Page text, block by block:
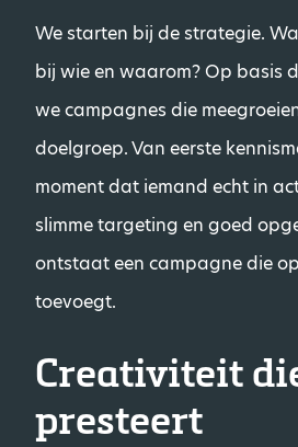
We starten bij de strategie.
bij wie en waarom? Op basis
we campagnes die
doelgroep. Van eerste
moment dat iemand echt in
slimme targeting en goed
ontstaat een campagne die
toevoegt.
Creativiteit
presteert